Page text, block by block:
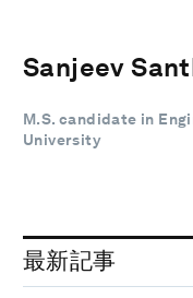
Sanjeev
M.S. candidate in
University
最新記事